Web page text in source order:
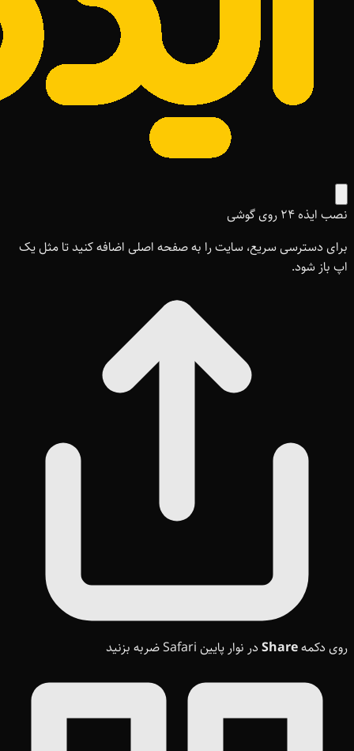
نصب ایذه ۲۴ روی گوشی
برای دسترسی سریع، سایت را به صفحه اصلی اضافه کنید تا مثل یک
اپ باز شود.
روی دکمهShare در نوار پایین Safari ضربه بزنید